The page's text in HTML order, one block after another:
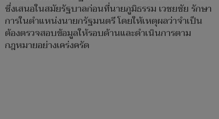
ซึ่งเสนอในสมัยรัฐบาลก่อนที่นายภูมิธรรม เวชยชัย รักษา
การในตำแหน่งนายกรัฐมนตรี โดยให้เหตุผลว่าจำเป็น
ต้องตรวจสอบข้อมูลให้รอบด้านและดำเนินการตาม
กฎหมายอย่างเคร่งครัด